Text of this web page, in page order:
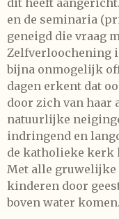
dit heeft
en de seminaria
geneigd die vraag
Zelfverloochening
bijna onmogelijk
dagen erkent dat
door zich van haar
natuurlijke
indringend en
de katholieke kerk
Met alle gruwelijke
kinderen door
boven water komen.